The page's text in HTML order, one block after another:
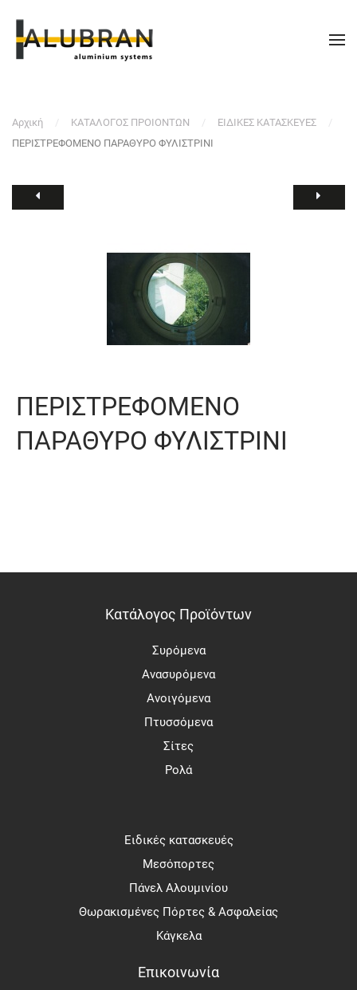
Αρχική ΚΑΤΑΛΟΓΟΣ ΠΡΟΙΟΝΤΩΝ
ΕΙΔΙΚΕΣ ΚΑΤΑΣΚΕΥΕΣ
ΠΕΡΙΣΤΡΕΦΟΜΕΝΟ ΠΑΡΑΘΥΡΟ ΦΥΛΙΣΤΡΙΝΙ
ΠΕΡΙΣΤΡΕΦΟΜΕΝΟ
ΠΑΡΑΘΥΡΟ ΦΥΛΙΣΤΡΙΝΙ
Κατάλογος Προϊόντων
Συρόμενα
Ανασυρόμενα
Ανοιγόμενα
Πτυσσόμενα
Σίτες
Ρολά
Ειδικές κατασκευές
Μεσόπορτες
Πάνελ Αλουμινίου
Θωρακισμένες Πόρτες & Ασφαλείας
Κάγκελα
Επικοινωνία